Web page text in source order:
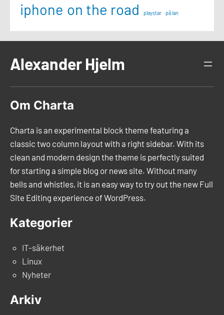
iphone on the road playstar på lan
Alexander Hjelm
Om Charta
Charta is an experimental block theme featuring a
classic two column layout with a right sidebar. With its
clean and modern design the theme is perfectly suited
for starting a simple blog or news site. Without many
bells and whistles, it is an easy way to try out the new Full
Site Editing experience of WordPress.
Kategorier
IT-säkerhet
Linux
Nyheter
Arkiv